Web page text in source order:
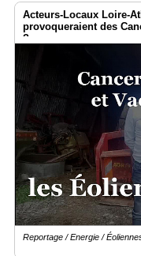
Acteurs-Locaux Loire-
provoqueraient des
?
Reportage / Energie /